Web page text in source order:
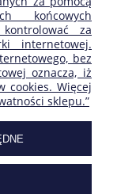
| Masovian
końcowych
za
internetowej.
bez
oznacza, iż
cookies. Więcej
sklepu.”